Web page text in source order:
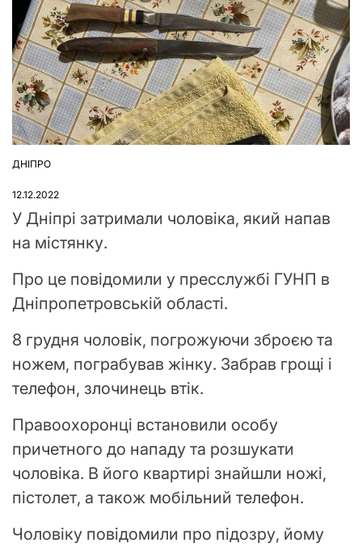
ОПУБЛІКУВАТИ
ДНІПРО
12.12.2022
У Дніпрі затримали чоловіка, який напав
на містянку.
Про це повідомили у пресслужбі ГУНП в
Дніпропетровській області.
8 грудня чоловік, погрожуючи зброєю та
ножем, пограбував жінку. Забрав грощі і
телефон, злочинець втік.
Правоохоронці встановили особу
причетного до нападу та розшукати
чоловіка. В його квартирі знайшли ножі,
пістолет, а також мобільний телефон.
Чоловіку повідомили про підозру, йому